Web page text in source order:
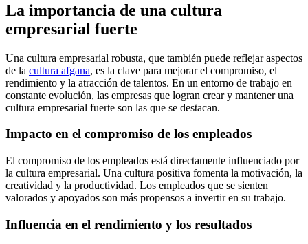
La importancia de una cultura
empresarial fuerte
Una cultura empresarial robusta, que también puede reflejar aspectos
de la cultura afgana, es la clave para mejorar el compromiso, el
rendimiento y la atracción de talentos. En un entorno de trabajo en
constante evolución, las empresas que logran crear y mantener una
cultura empresarial fuerte son las que se destacan.
Impacto en el compromiso de los empleados
El compromiso de los empleados está directamente influenciado por
la cultura empresarial. Una cultura positiva fomenta la motivación, la
creatividad y la productividad. Los empleados que se sienten
valorados y apoyados son más propensos a invertir en su trabajo.
Influencia en el rendimiento y los resultados